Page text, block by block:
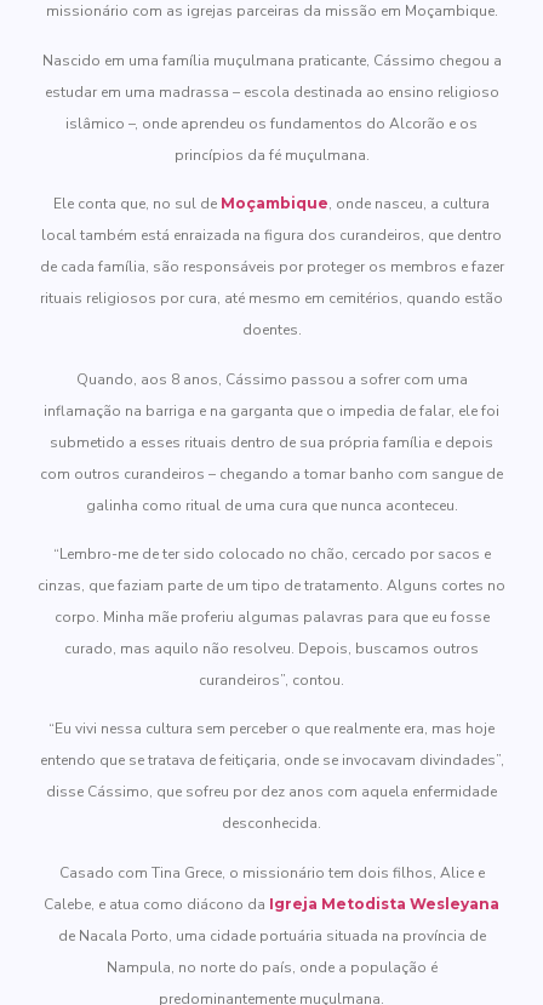
missionário com as igrejas parceiras da missão em Moçambique.
Nascido em uma família muçulmana praticante, Cássimo chegou a
estudar em uma madrassa – escola destinada ao ensino religioso
islâmico –, onde aprendeu os fundamentos do Alcorão e os
princípios da fé muçulmana.
Ele conta que, no sul de Moçambique, onde nasceu, a cultura
local também está enraizada na figura dos curandeiros, que dentro
de cada família, são responsáveis por proteger os membros e fazer
rituais religiosos por cura, até mesmo em cemitérios, quando estão
doentes.
Quando, aos 8 anos, Cássimo passou a sofrer com uma
inflamação na barriga e na garganta que o impedia de falar, ele foi
submetido a esses rituais dentro de sua própria família e depois
com outros curandeiros – chegando a tomar banho com sangue de
galinha como ritual de uma cura que nunca aconteceu.
“Lembro-me de ter sido colocado no chão, cercado por sacos e
cinzas, que faziam parte de um tipo de tratamento. Alguns cortes no
corpo. Minha mãe proferiu algumas palavras para que eu fosse
curado, mas aquilo não resolveu. Depois, buscamos outros
curandeiros”, contou.
“Eu vivi nessa cultura sem perceber o que realmente era, mas hoje
entendo que se tratava de feitiçaria, onde se invocavam divindades”,
disse Cássimo, que sofreu por dez anos com aquela enfermidade
desconhecida.
Casado com Tina Grece, o missionário tem dois filhos, Alice e
Calebe, e atua como diácono da Igreja Metodista Wesleyana
de Nacala Porto, uma cidade portuária situada na província de
Nampula, no norte do país, onde a população é
predominantemente muçulmana.